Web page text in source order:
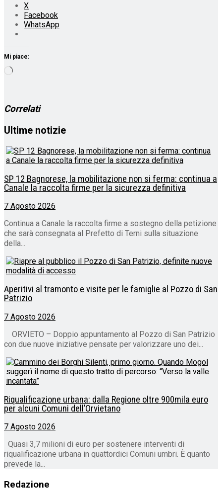
X
Facebook
WhatsApp
Mi piace:
Caricamento
Correlati
Ultime notizie
SP 12 Bagnorese, la mobilitazione non si ferma: continua a
Canale la raccolta firme per la sicurezza definitiva
7 Agosto 2026
Continua a Canale la raccolta firme a sostegno della petizione
che sarà consegnata al Prefetto di Terni sulla situazione
della...
Aperitivi al tramonto e visite per le famiglie al Pozzo di San
Patrizio
7 Agosto 2026
ORVIETO – Doppio appuntamento al Pozzo di San Patrizio
con due nuove iniziative pensate per valorizzare uno dei...
Riqualificazione urbana: dalla Regione oltre 900mila euro
per alcuni Comuni dell’Orvietano
7 Agosto 2026
Quasi 3,7 milioni di euro per sostenere interventi di
riqualificazione urbana in quattordici Comuni umbri. È quanto
prevede la...
Redazione